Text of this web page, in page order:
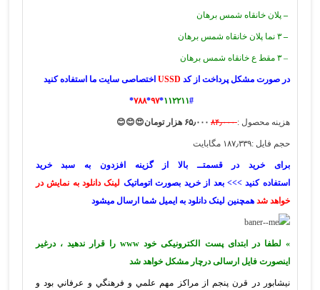
– پلان خانقاه شمس برهان
– ۳ نما پلان خانقاه شمس برهان
– ۳ مقط ع خانقاه شمس برهان
در صورت مشکل پرداخت از کد USSD اختصاصی سایت ما استفاده کنید
*۷۸۸*۹۷*۱۱۲۲۱۱#
هزینه محصول :۸۴٫۰۰۰ ۶۵٫۰۰۰ هزار تومان😍😊😊
حجم فایل :۱۸۷٫۳۳۹ مگابایت
برای خرید در قسمتــ بالا از گزینه افزدون به سبد خرید
استفاده کنید >>> بعد از خرید بصورت اتوماتیک لینک دانلود به نمایش در
خواهد شد همچنین لینک دانلود به ایمیل شما ارسال میشود
» لطفا در ابتدای پست الکترونیکی خود www را قرار ندهید ، درغیر
اینصورت فایل ارسالی درچار مشکل خواهد شد
نيشابور در قرن پنجم از مراكز مهم علمي و فرهنگي و عرفاني بود و